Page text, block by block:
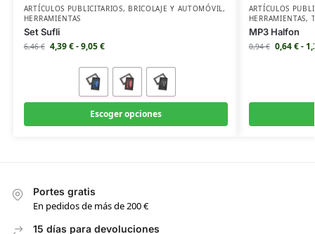
ARTÍCULOS PUBLICITARIOS, BRICOLAJE Y AUTOMÓVIL,
HERRAMIENTAS
Set Sufli
6,46€ 4,39€-9,05€
Escoger opciones
ARTÍCULOS
HERRAMIENTAS,
MP3 Halfon
0,94€ 0,64€-
Portes gratis
En pedidos de más de 200 €
15 días para devoluciones